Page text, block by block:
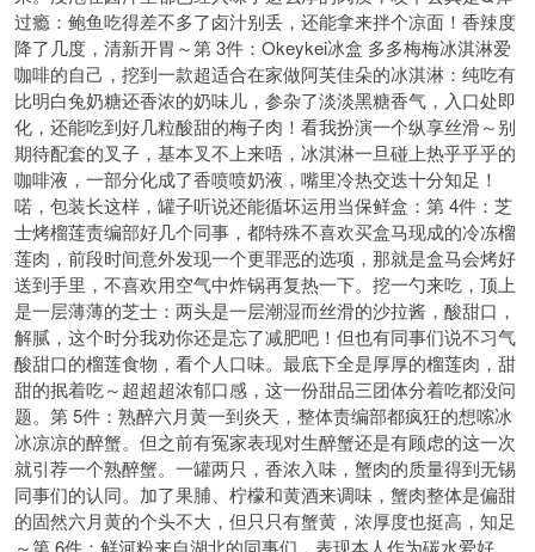
过瘾：鲍鱼吃得差不多了卤汁别丢，还能拿来拌个凉面！香辣度
降了几度，清新开胃～第 3件：Okeykei冰盒 多多梅梅冰淇淋爱
咖啡的自己，挖到一款超适合在家做阿芙佳朵的冰淇淋：纯吃有
比明白兔奶糖还香浓的奶味儿，参杂了淡淡黑糖香气，入口处即
化，还能吃到好几粒酸甜的梅子肉！看我扮演一个纵享丝滑～别
期待配套的叉子，基本叉不上来唔，冰淇淋一旦碰上热乎乎乎的
咖啡液，一部分化成了香喷喷奶液，嘴里冷热交迭十分知足！
喏，包装长这样，罐子听说还能循坏运用当保鲜盒：第 4件：芝
士烤榴莲责编部好几个同事，都特殊不喜欢买盒马现成的冷冻榴
莲肉，前段时间意外发现一个更罪恶的选项，那就是盒马会烤好
送到手里，不喜欢用空气中炸锅再复热一下。挖一勺来吃，顶上
是一层薄薄的芝士：两头是一层潮湿而丝滑的沙拉酱，酸甜口，
解腻，这个时分我劝你还是忘了减肥吧！但也有同事们说不习气
酸甜口的榴莲食物，看个人口味。最底下全是厚厚的榴莲肉，甜
甜的抿着吃～超超超浓郁口感，这一份甜品三团体分着吃都没问
题。第 5件：熟醉六月黄一到炎天，整体责编部都疯狂的想嗦冰
冰凉凉的醉蟹。但之前有冤家表现对生醉蟹还是有顾虑的这一次
就引荐一个熟醉蟹。一罐两只，香浓入味，蟹肉的质量得到无锡
同事们的认同。加了果脯、柠檬和黄酒来调味，蟹肉整体是偏甜
的固然六月黄的个头不大，但只只有蟹黄，浓厚度也挺高，知足
～第 6件：鲜河粉来自湖北的同事们，表现本人作为碳水爱好